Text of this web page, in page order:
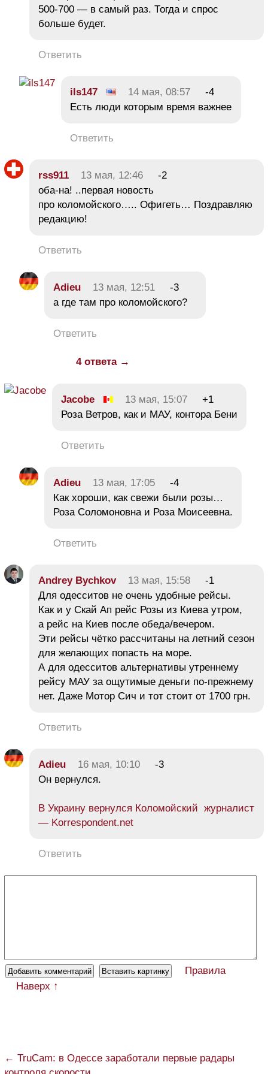
500-700 — в самый раз. Тогда и спрос
больше будет.
Ответить
ils147 14 мая, 08:57
-4
Есть люди которым время важнее
Ответить
rss911 13 мая, 12:46
-2
оба-на! ..первая новость
про коломойского….. Офигеть… Поздравляю
редакцию!
Ответить
Adieu 13 мая, 12:51
-3
а где там про коломойского?
Ответить
4 ответа →
Jacobe 13 мая, 15:07
+1
Роза Ветров, как и МАУ, контора Бени
Ответить
Adieu 13 мая, 17:05
-4
Как хороши, как свежи были розы…
Роза Соломоновна и Роза Моисеевна.
Ответить
Andrey Bychkov 13 мая, 15:58
-1
Для одесситов не очень удобные рейсы.
Как и у Скай Ап рейс Розы из Киева утром,
а рейс на Киев после обеда/вечером.
Эти рейсы чётко рассчитаны на летний сезон
для желающих попасть на море.
А для одесситов альтернативы утреннему
рейсу МАУ за ощутимые деньги по-прежнему
нет. Даже Мотор Сич и тот стоит от 1700 грн.
Ответить
Adieu 16 мая, 10:10
-3
Он вернулся.
В Украину вернулся Коломойский журналист
— Korrespondent.net
Ответить
Правила
Наверх ↑
← TruCam: в Одессе заработали первые радары